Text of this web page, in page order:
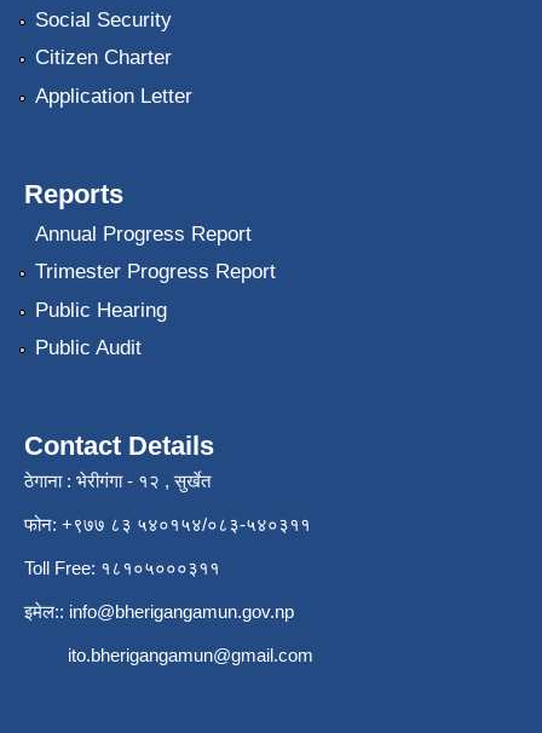
Social Security
Citizen Charter
Application Letter
Reports
Annual Progress Report
Trimester Progress Report
Public Hearing
Public Audit
Contact Details
ठेगाना : भेरीगंगा - १२ , सुर्खेत
फोन: +९७७ ८३ ५४०१५४/०८३-५४०३११
Toll Free: १८१०५०००३११
इमेल:: info@bherigangamun.gov.np
ito.bherigangamun@gmail.com